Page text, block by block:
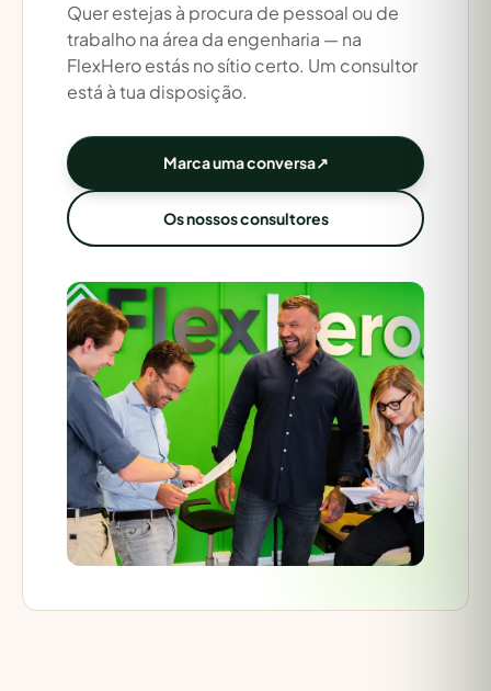
Quer estejas à procura de pessoal ou de
trabalho na área da engenharia — na
FlexHero estás no sítio certo. Um consultor
está à tua disposição.
Marca uma conversa↗
Os nossos consultores